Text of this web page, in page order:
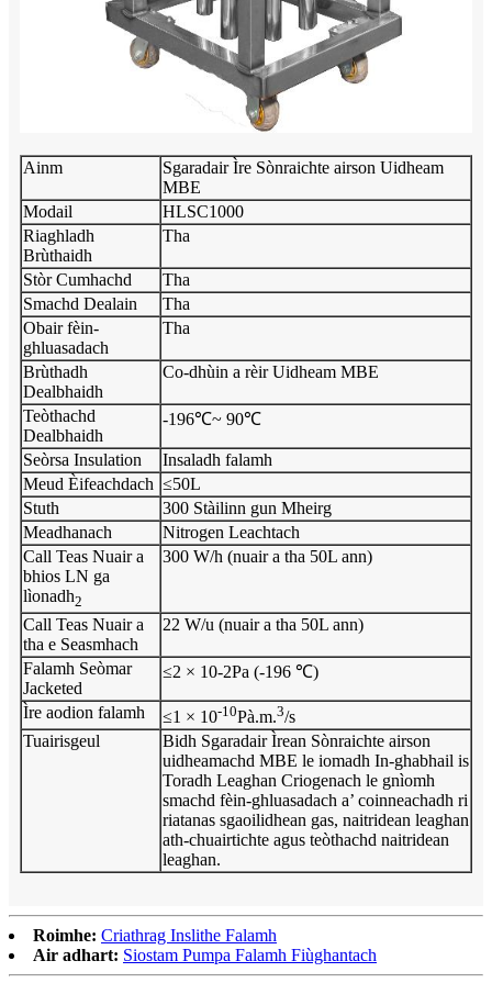
Ainm
Sgaradair Ìre Sònraichte airson Uidheam
MBE
Modail
HLSC1000
Riaghladh
Brùthaidh
Tha
Stòr Cumhachd
Tha
Smachd Dealain
Tha
Obair fèin-
ghluasadach
Tha
Brùthadh
Dealbhaidh
Co-dhùin a rèir Uidheam MBE
Teòthachd
Dealbhaidh
-196℃~ 90℃
Seòrsa Insulation
Insaladh falamh
Meud Èifeachdach ≤50L
Stuth
300 Stàilinn gun Mheirg
Meadhanach
Nitrogen Leachtach
Call Teas Nuair a
bhios LN ga
lìonadh2
300 W/h (nuair a tha 50L ann)
Call Teas Nuair a
tha e Seasmhach
22 W/u (nuair a tha 50L ann)
Falamh Seòmar
Jacketed
≤2 × 10-2Pa (-196 ℃)
Ìre aodion falamh ≤1 × 10-10Pà.m.3/s
Tuairisgeul
Bidh Sgaradair Ìrean Sònraichte airson
uidheamachd MBE le iomadh In-ghabhail is
Toradh Leaghan Criogenach le gnìomh
smachd fèin-ghluasadach a’ coinneachadh ri
riatanas sgaoilidhean gas, naitridean leaghan
ath-chuairtichte agus teòthachd naitridean
leaghan.
Roimhe: Criathrag Inslithe Falamh
Air adhart: Siostam Pumpa Falamh Fiùghantach